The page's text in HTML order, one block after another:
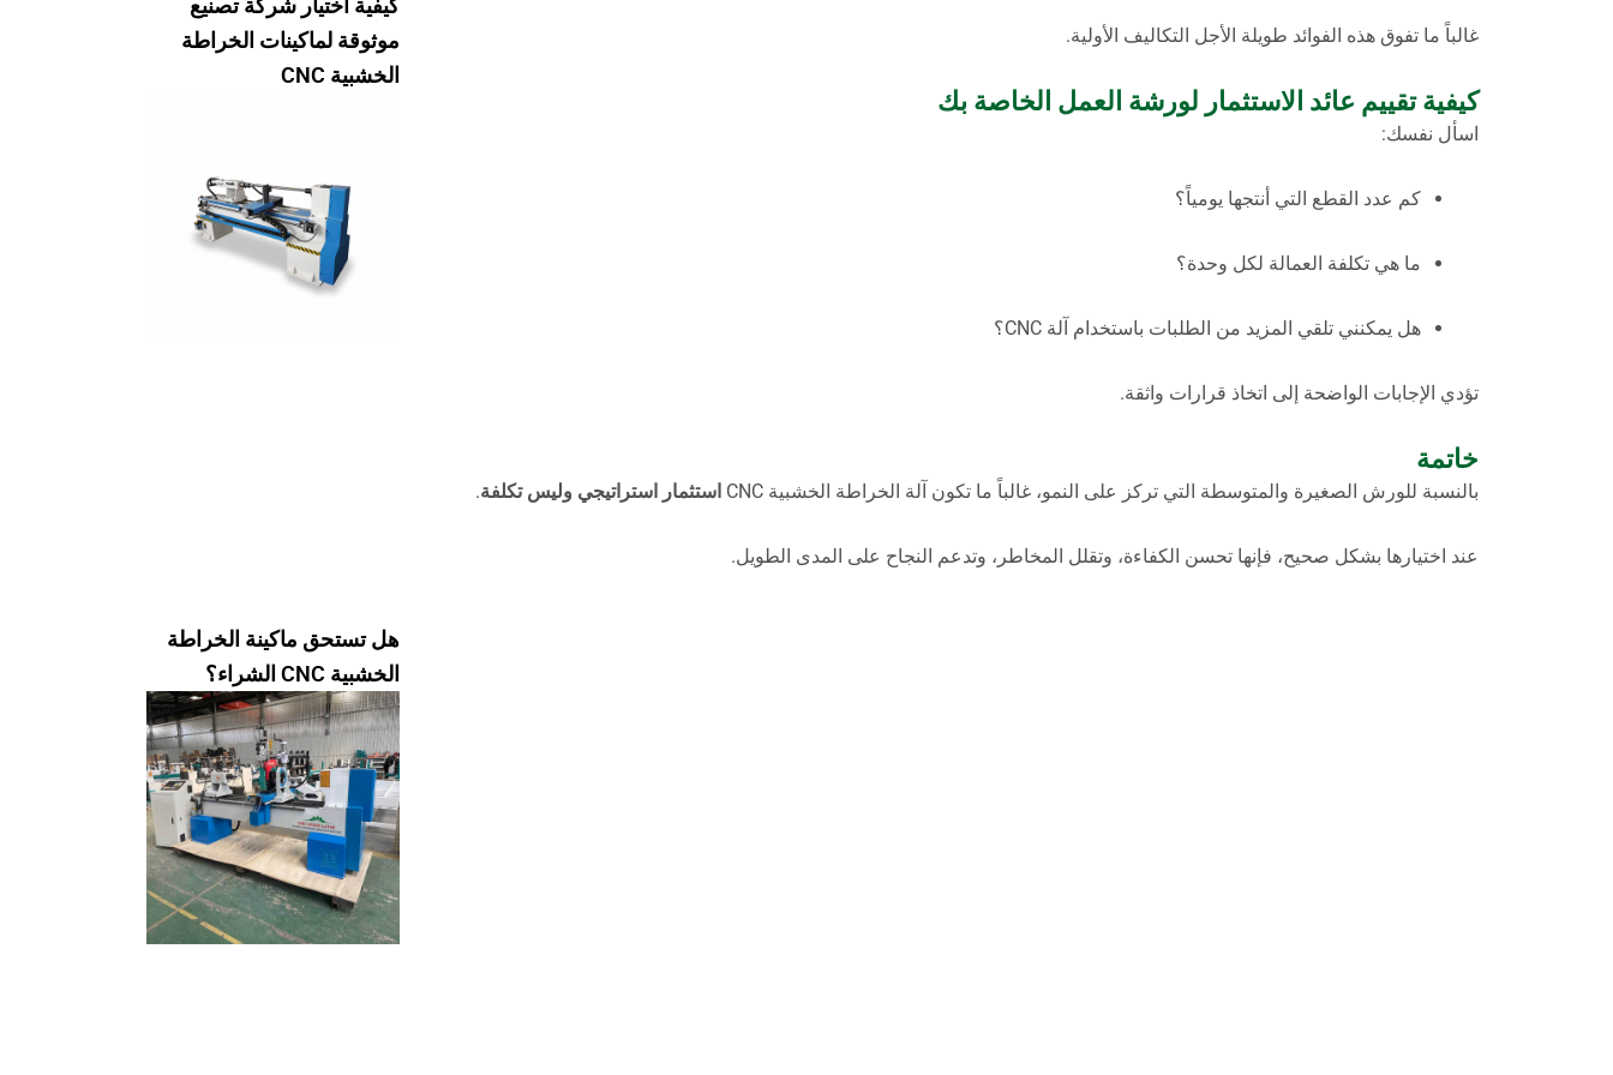
غالباً ما تفوق هذه الفوائد طويلة الأجل التكاليف الأولية.
كيفية تقييم عائد الاستثمار لورشة العمل الخاصة بك
اسأل نفسك:
كم عدد القطع التي أنتجها يومياً؟
ما هي تكلفة العمالة لكل وحدة؟
هل يمكنني تلقي المزيد من الطلبات باستخدام آلة CNC؟
تؤدي الإجابات الواضحة إلى اتخاذ قرارات واثقة.
خاتمة
بالنسبة للورش الصغيرة والمتوسطة التي تركز على النمو، غالباً ما تكون آلة الخراطة الخشبية CNC استثمار استراتيجي وليس تكلفة.
عند اختيارها بشكل صحيح، فإنها تحسن الكفاءة، وتقلل المخاطر، وتدعم النجاح على المدى الطويل.
موثوقة لماكينات الخراطة
الخشبية CNC
هل تستحق ماكينة الخراطة
الخشبية CNC الشراء؟